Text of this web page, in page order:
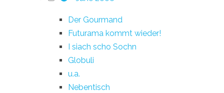
Der Gourmand
Futurama kommt wieder!
I siach scho Sochn
Globuli
u.a.
Nebentisch